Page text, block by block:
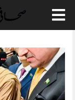
Skip
content